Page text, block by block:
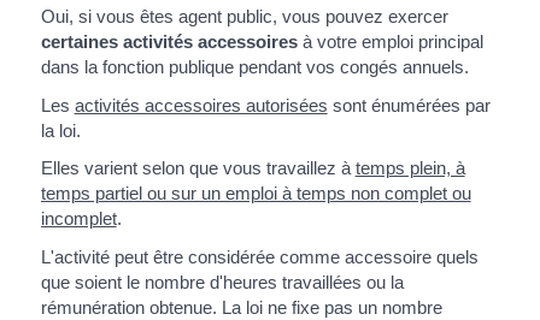
Oui, si vous êtes agent public, vous pouvez exercer
certaines activités accessoiresà votre emploi principal
dans la fonction publique pendant vos congés annuels.
Les activités accessoires autorisées sont énumérées par
la loi.
Elles varient selon que vous travaillez à temps plein, à
temps partiel ou sur un emploi à temps non complet ou
incomplet.
L'activité peut être considérée comme accessoire quels
que soient le nombre d'heures travaillées ou la
rémunération obtenue. La loi ne fixe pas un nombre